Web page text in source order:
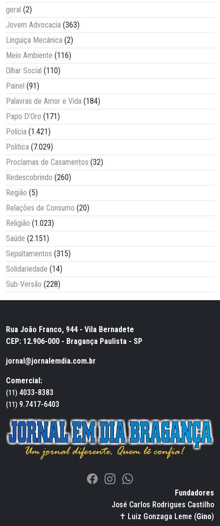
geral (2)
Jovem Advocacia (363)
Linguiça Mecânica (2)
Meio Ambiente (116)
Olhar Social (110)
Painel (91)
Palavras de Amor e Vida (184)
Papo D'Oro (171)
Polícia (1.421)
Política (7.029)
Proclamas de Casamentos (32)
Redescobrindo (260)
Região (5)
Relações de Consumo (20)
Religião (1.023)
Saúde (2.151)
Sepultamentos (315)
Solidariedade (14)
Sub-Versão (228)
Rua João Franco, 944 - Vila Bernadete
CEP: 12.906-000 - Bragança Paulista - SP
jornal@jornalemdia.com.br
Comercial:
(11) 4033-8383
(11) 9.7417-6403
Fundadores
José Carlos Rodrigues Castilho
✝ Luiz Gonzaga Leme (Gino)